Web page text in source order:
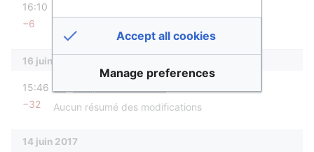
16:10
−6
16 juin 2017
15:46
−32 Aucun résumé des modifications
14 juin 2017
Accept all cookies
Manage preferences